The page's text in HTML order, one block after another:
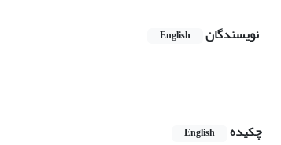
نویسندگان English
چکیده
English